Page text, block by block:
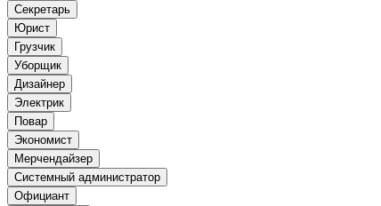
Секретарь
Юрист
Грузчик
Уборщик
Дизайнер
Электрик
Повар
Экономист
Мерчендайзер
Системный администратор
Официант